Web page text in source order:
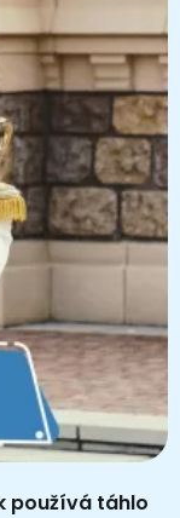
používá táhlo